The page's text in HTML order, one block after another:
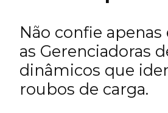
Não confie
as Gerenciadoras
dinâmicos que
roubos de carga.